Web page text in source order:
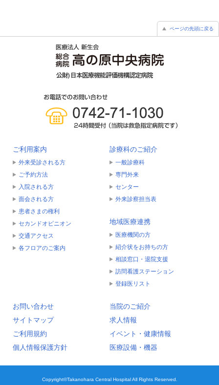
ページの先頭に戻る
ご利用案内
外来受診される方
ご予約方法
入院される方
面会される方
患者さまの権利
セカンドオピニオン
交通アクセス
各フロアのご案内
診療科のご紹介
一般診療科
専門外来
センター
外来診察担当表
地域医療連携
医療機関の方
紹介状をお持ちの方
相談窓口・退院支援
訪問看護ステーション
登録医リスト
当院のご紹介
求人情報
イベント・健康情報
医療設備・機器
お問い合わせ
サイトマップ
ご利用規約
個人情報保護方針
Copyright©Takanohara Central Hospital All Rights Reserved.